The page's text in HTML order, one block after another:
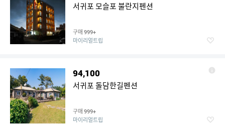
서귀포 모슬포 불란지펜션
구매 999+
마이리얼트립
94,100
서귀포 돌담한길펜션
구매 999+
마이리얼트립